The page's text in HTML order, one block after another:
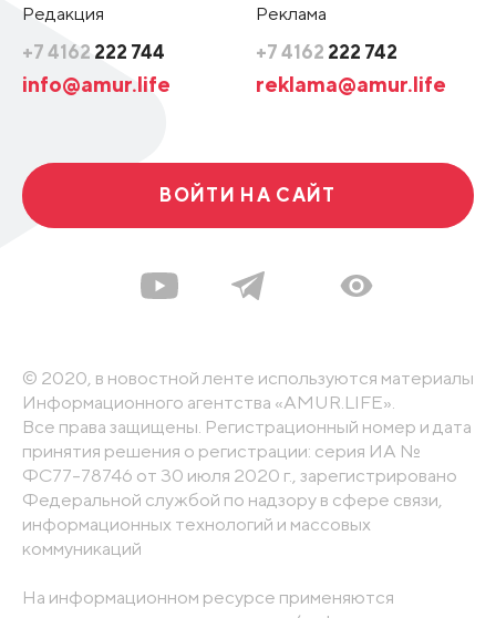
Редакция
+7 4162 222 744
info@amur.life
Реклама
+7 4162 222 742
reklama@amur.life
ВОЙТИ НА САЙТ
© 2020, в новостной ленте используются материалы
Информационного агентства «AMUR.LIFE».
Все права защищены. Регистрационный номер и дата
принятия решения о регистрации: серия ИА №
ФС77-78746 от 30 июля 2020 г., зарегистрировано
Федеральной службой по надзору в сфере связи,
информационных технологий и массовых
коммуникаций
На информационном ресурсе применяются